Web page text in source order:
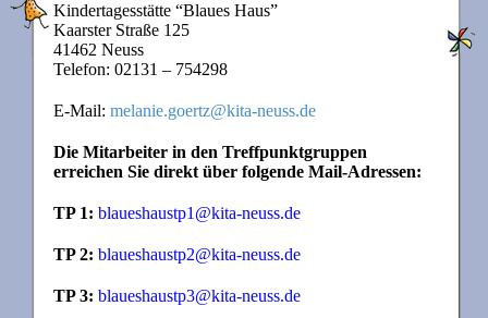
Kindertagesstätte “Blaues Haus”
Kaarster Straße 125
41462 Neuss
Telefon: 02131 – 754298
E-Mail: melanie.goertz@kita-neuss.de
Die Mitarbeiter in den Treffpunktgruppen
erreichen Sie direkt über folgende Mail-Adressen:
TP 1: blaueshaustp1@kita-neuss.de
TP 2: blaueshaustp2@kita-neuss.de
TP 3: blaueshaustp3@kita-neuss.de